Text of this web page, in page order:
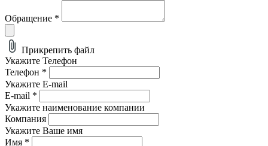
Обращение *
Прикрепить файл
Укажите Телефон
Телефон *
Укажите E-mail
E-mail *
Укажите наименование компании
Компания
Укажите Ваше имя
Имя *